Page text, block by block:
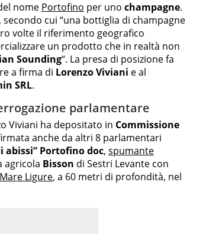
nome Portofino per uno champagne.
, secondo cui “una bottiglia di champagne
volte il riferimento geografico
un prodotto che in realtà non
Sounding“. La presa di posizione fa
a firma di Lorenzo Viviani e al
SRL.
parlamentare
Viviani ha depositato in Commissione
anche da altri 8 parlamentari
abissi” Portofino doc, spumante
agricola Bisson di Sestri Levante con
Mare Ligure, a 60 metri di profondità, nel